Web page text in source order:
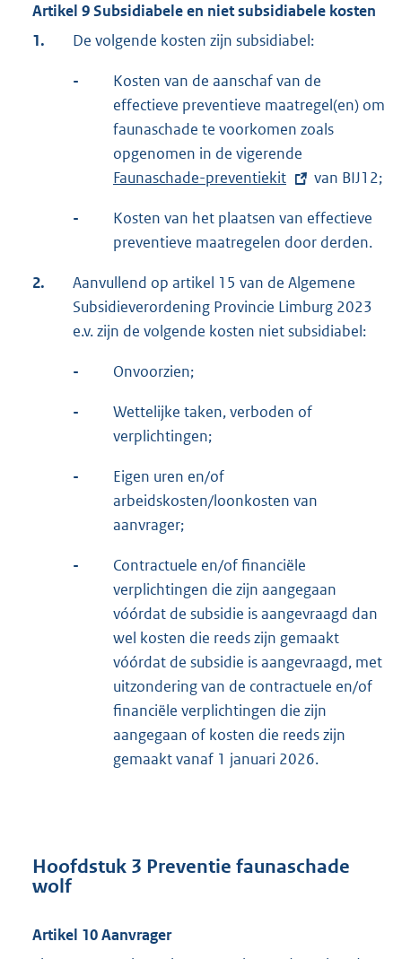
Artikel 9 Subsidiabele en niet subsidiabele kosten
1.
De volgende kosten zijn subsidiabel:
-
Kosten van de aanschaf van de
effectieve preventieve maatregel(en) om
faunaschade te voorkomen zoals
opgenomen in de vigerende
x
e
r
n
e
l
:
Faunaschade-preventiekit van BIJ12;
-
Kosten van het plaatsen van effectieve
preventieve maatregelen door derden.
2.
Aanvullend op artikel 15 van de Algemene
Subsidieverordening Provincie Limburg 2023
e.v. zijn de volgende kosten niet subsidiabel:
- Onvoorzien;
-
Wettelijke taken, verboden of
verplichtingen;
-
Eigen uren en/of
arbeidskosten/loonkosten van
aanvrager;
-
Contractuele en/of financiële
verplichtingen die zijn aangegaan
vóórdat de subsidie is aangevraagd dan
wel kosten die reeds zijn gemaakt
vóórdat de subsidie is aangevraagd, met
uitzondering van de contractuele en/of
financiële verplichtingen die zijn
aangegaan of kosten die reeds zijn
gemaakt vanaf 1 januari 2026.
Hoofdstuk 3 Preventie faunaschade
wolf
Artikel 10 Aanvrager